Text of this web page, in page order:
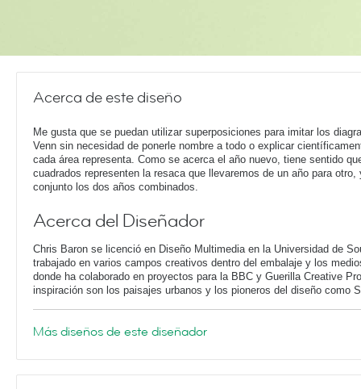
Acerca de este diseño
Me gusta que se puedan utilizar superposiciones para imitar los
Venn sin necesidad de ponerle nombre a todo o explicar
cada área representa. Como se acerca el año nuevo, tiene sentido
cuadrados representen la resaca que llevaremos de un año para otro,
conjunto los dos años combinados.
Acerca del Diseñador
Chris Baron se licenció en Diseño Multimedia en la Universidad de
trabajado en varios campos creativos dentro del embalaje y los
donde ha colaborado en proyectos para la BBC y Guerilla Creative
inspiración son los paisajes urbanos y los pioneros del diseño como
Más diseños de este diseñador